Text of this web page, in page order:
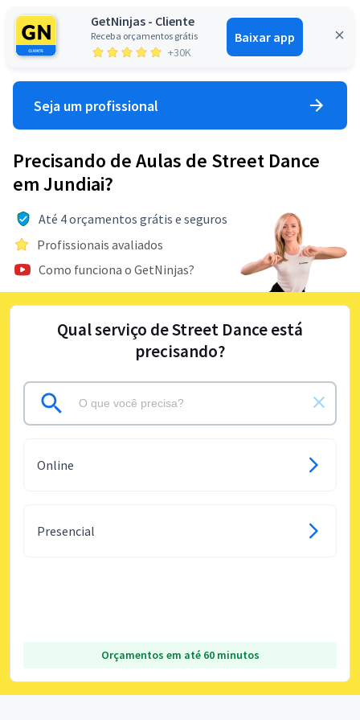
GetNinjas - Cliente
Receba orçamentos grátis
+30K
Baixar app
Entrar
Seja um profissional
Precisando de Aulas de Street Dance
em Jundiai?
Até 4 orçamentos grátis e seguros
Profissionais avaliados
Como funciona o GetNinjas?
Qual serviço de Street Dance está
precisando?
Online
Presencial
Orçamentos em até 60 minutos